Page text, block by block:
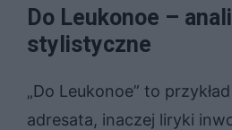
Do Leukonoe –
stylistyczne
„Do Leukonoe” to
adresata, inaczej liryki